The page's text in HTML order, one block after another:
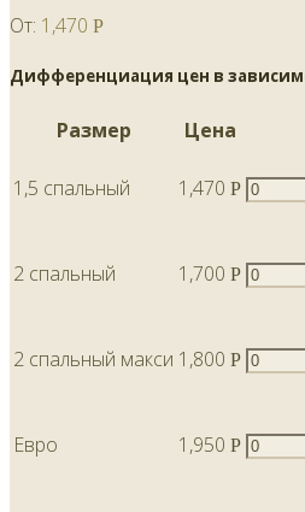
От: 1,470 Р
Дифференциация цен в
Размер Цена
1,5 спальный 1,470 Р
2 спальный 1,700 Р
2 спальный макси 1,800 Р
Евро 1,950 Р